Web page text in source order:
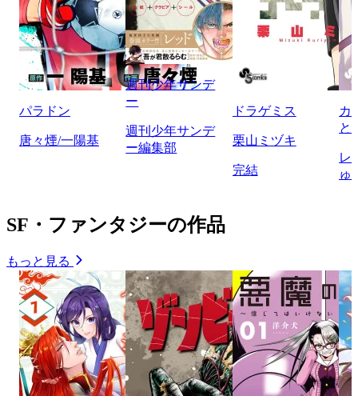
パラドン
唐々煙/一陽基
週刊少年サンデ
ー
週刊少年サンデ
ー編集部
ドラゲミス
栗山ミヅキ
完結
カ
と
レ
ゅ
SF・ファンタジーの作品
もっと見る